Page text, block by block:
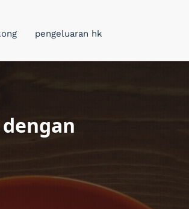
pengeluaran hk